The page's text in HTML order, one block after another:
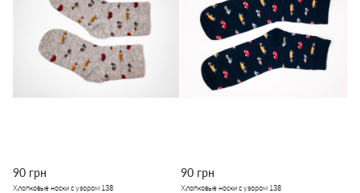
90 грн
Хлопковые носки с узором 138
90 грн
Хлопковые носки с узором 138